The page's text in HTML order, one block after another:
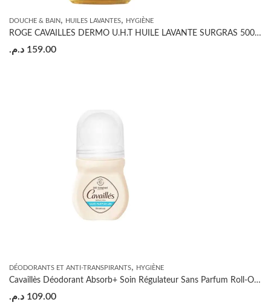
DOUCHE & BAIN, HUILES LAVANTES, HYGIÈNE
ROGE CAVAILLES DERMO U.H.T HUILE LAVANTE SURGRAS 500ML
159.00 د.م.
DÉODORANTS ET ANTI-TRANSPIRANTS, HYGIÈNE
Cavaillès Déodorant Absorb+ Soin Régulateur Sans Parfum Roll-On 50ml
109.00 د.م.